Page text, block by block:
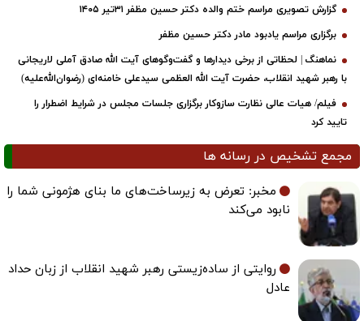
گزارش تصویری مراسم ختم والده دکتر حسین مظفر ۳۱تیر ۱۴۰۵
برگزاری مراسم یادبود مادر دکتر حسین مظفر
نماهنگ | لحظاتی از برخی دیدارها و گفت‌وگوهای آیت ‌الله صادق آملی لاریجانی
با رهبر شهید انقلاب، حضرت آیت‌ الله العظمی سیدعلی خامنه‌ای (رضوان‌الله‌علیه)
فیلم/ هیات عالی نظارت سازوکار برگزاری جلسات مجلس در شرایط اضطرار را
تایید کرد
مجمع تشخیص در رسانه ها
مخبر: تعرض به زیرساخت‌های ما بنای هژمونی شما را
نابود می‌کند
روایتی از ساده‌زیستی رهبر شهید انقلاب از زبان حداد
عادل